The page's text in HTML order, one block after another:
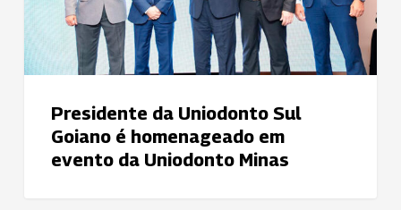
evento
Uniodonto
MinasPresidente da Uniodonto Sul
Goiano é homenageado em
evento da Uniodonto Minas